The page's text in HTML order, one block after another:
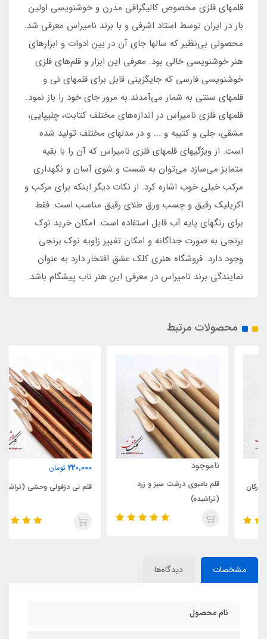
قلمهای فلزی مخصوص کالیگرافی مدرن و خوشنویسی اولین
بار در ایران توسط استاد اشرفی و با برند نامیراس معرفی شد.
محصولی بی‌نظیر که سالها جای آن در بین ادوات و ابزارهای
هنر خوشنویسی خالی بود. معرفی این ابزار و قلم‌های فلزی
خوشنویسی فارسی که جایگزینی قابل برای قلمهای نی و
قلمهای سنتی به شمار می‌آمدند به مرور جای خود را باز نمود.
قلمهای فلزی نامیراس در اندازه‌های مختلف کتابت، چلیپایی،
مشقی، جلی و کتیبه و ... و در مدلهای مختلف تولید شده
است. از ویژگیهای قلمهای فلزی نامیراس که آن را با بقیه
متمایز می‌سازد می‌توان به شست و شوی آسان و نگهداری
مرکب خیلی خوب اشاره کرد. از نکات دیگر اینکه برای مرکب و
اکریلیک رقیق و چسب ورق طلای رقیق مناسب است. فقط
برای رنگهای پایه آب قابل استفاده است. امکان خرید نوک
برنجی به صورت جداگانه و امکان تغییر زاویه نوک برنجی
وجود دارد. فروشگاه هنری کلک عشق افتخار دارد به عنوان
نمایندگی برند نامیراس در معرفی این هنر ناب پیشگام باشد.
محصولات مرتبط
قلم بامبوی درشت سبز و زرد
تومان
قلم نی دزفولی وحشی (تراشیده)
مشخصات دیدگاه‌ها
نام محصول